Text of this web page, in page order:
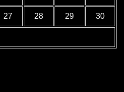
27 28 29 30